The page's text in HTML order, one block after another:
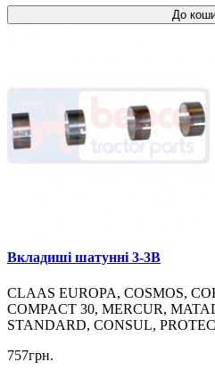
До
Вкладиші шатунні 3-3B
CLAAS EUROPA, COSMOS,
COMPACT 30, MERCUR,
STANDARD, CONSUL,
757грн.